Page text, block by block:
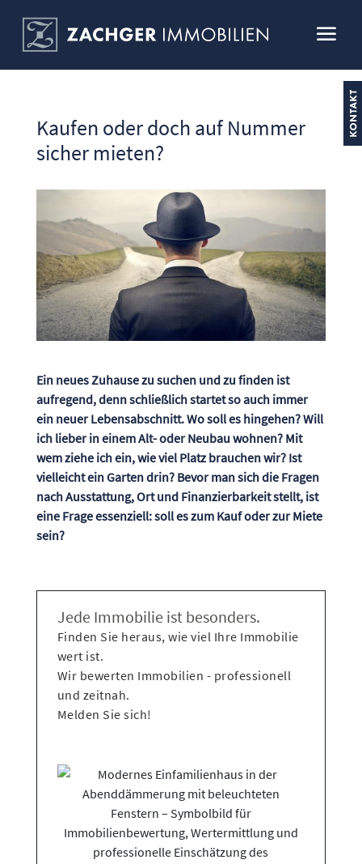
Kaufen oder doch auf Nummer
sicher mieten?
Ein neues Zuhause zu suchen und zu finden ist
aufregend, denn schließlich startet so auch immer
ein neuer Lebensabschnitt. Wo soll es hingehen? Will
ich lieber in einem Alt- oder Neubau wohnen? Mit
wem ziehe ich ein, wie viel Platz brauchen wir? Ist
vielleicht ein Garten drin? Bevor man sich die Fragen
nach Ausstattung, Ort und Finanzierbarkeit stellt, ist
eine Frage essenziell: soll es zum Kauf oder zur Miete
sein?
Jede Immobilie ist besonders.
Finden Sie heraus, wie viel Ihre Immobilie
wert ist.
Wir bewerten Immobilien - professionell
und zeitnah.
Melden Sie sich!